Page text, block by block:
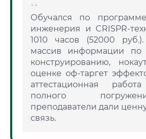
Обучался по
инженерия и CRISPR-
1010 часов (52000
массив информации по
конструированию,
оценке оф-таргет
аттестационная
полного
преподаватели дали
связь.